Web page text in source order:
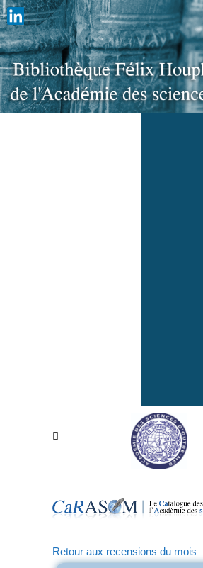
Retour aux recensions du mois